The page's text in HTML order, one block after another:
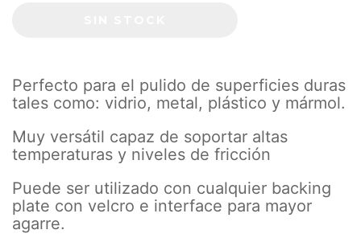
Perfecto para el pulido de superficies duras
tales como: vidrio, metal, plástico y mármol.
Muy versátil capaz de soportar altas
temperaturas y niveles de fricción
Puede ser utilizado con cualquier backing
plate con velcro e interface para mayor
agarre.